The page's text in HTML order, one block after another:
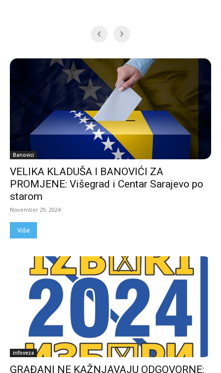
Banovici
VELIKA KLADUŠA I BANOVIĆI ZA
PROMJENE: Višegrad i Centar Sarajevo po
starom
November 29, 2024
Više
infoveza
GRAĐANI NE KAŽNJAVAJU ODGOVORNE: